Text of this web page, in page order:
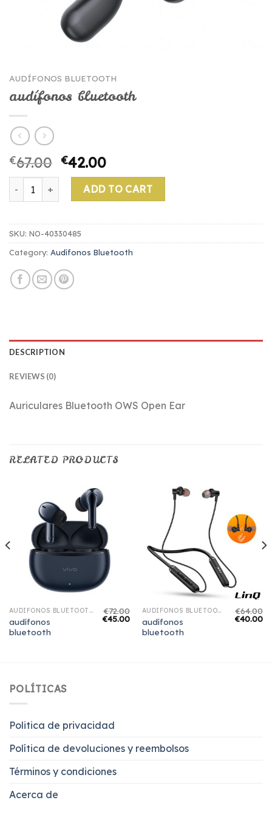
AUDÍFONOS BLUETOOTH
audífonos bluetooth
€67.00 €42.00
audífonos bluetooth quantity
ADD TO CART
SKU: NO-40330485
Category: Audífonos Bluetooth
DESCRIPTION
REVIEWS (0)
Auriculares Bluetooth OWS Open Ear
RELATED PRODUCTS
AUDÍFONOS BLUETOOTH
audífonos
bluetooth
€72.00
€45.00
AUDÍFONOS BLUETOOTH
audífonos
bluetooth
€64.00
€40.00
POLÍTICAS
Politica de privacidad
Política de devoluciones y reembolsos
Términos y condiciones
Acerca de